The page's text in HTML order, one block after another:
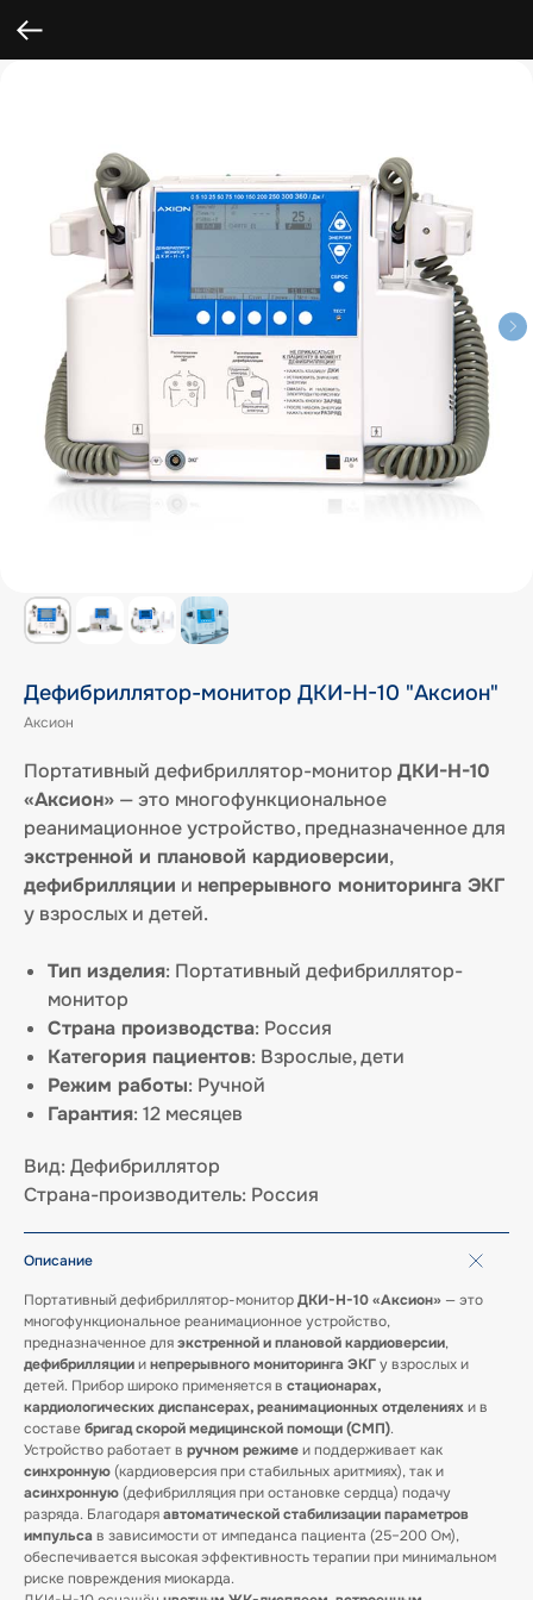
Дефибриллятор-монитор ДКИ-Н-10 "Аксион"
Аксион
Портативный дефибриллятор-монитор ДКИ-Н-10
«Аксион» — это многофункциональное
реанимационное устройство, предназначенное для
экстренной и плановой кардиоверсии,
дефибрилляции и непрерывного мониторинга ЭКГ
у взрослых и детей.
Тип изделия: Портативный дефибриллятор-
монитор
Страна производства: Россия
Категория пациентов: Взрослые, дети
Режим работы: Ручной
Гарантия: 12 месяцев
Вид: Дефибриллятор
Страна-производитель: Россия
Описание
Портативный дефибриллятор-мониторДКИ-Н-10 «Аксион» — это
многофункциональное реанимационное устройство,
предназначенное дляэкстренной и плановой кардиоверсии,
дефибрилляцииинепрерывного мониторинга ЭКГу взрослых и
детей. Прибор широко применяется в стационарах,
кардиологических диспансерах, реанимационных отделенияхи в
составебригад скорой медицинской помощи (СМП).
Устройство работает в ручном режимеи поддерживает как
синхронную(кардиоверсия при стабильных аритмиях), так и
асинхронную(дефибрилляция при остановке сердца) подачу
разряда. Благодаряавтоматической стабилизации параметров
импульсав зависимости от импеданса пациента (25–200 Ом),
обеспечивается высокая эффективность терапии при минимальном
риске повреждения миокарда.